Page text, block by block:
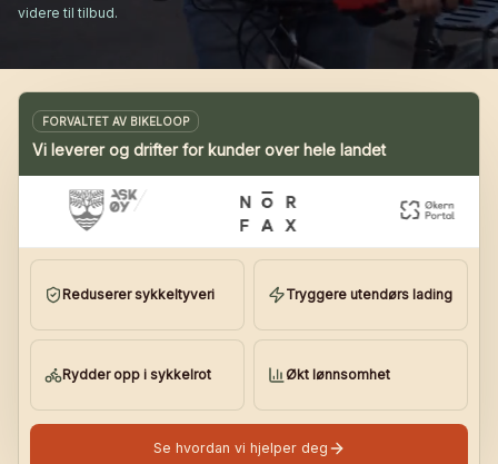
videre til tilbud.
FORVALTET AV BIKELOOP
Vi leverer og drifter for kunder over hele landet
Reduserer sykkeltyveri Tryggere utendørs lading
Rydder opp i sykkelrot Økt lønnsomhet
Se hvordan vi hjelper deg